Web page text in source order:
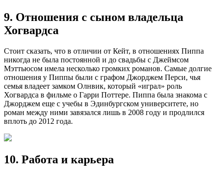
9. Отношения с сыном владельца
Хогвардса
Стоит сказать, что в отличии от Кейт, в отношениях Пиппа
никогда не была постоянной и до свадьбы с Джеймсом
Мэттьюсом имела несколько громких романов. Самые долгие
отношения у Пиппы были с графом Джорджем Перси, чья
семья владеет замком Олнвик, который «играл» роль
Хогвардса в фильме о Гарри Поттере. Пиппа была знакома с
Джорджем еще с учебы в Эдинбургском университете, но
роман между ними завязался лишь в 2008 году и продлился
вплоть до 2012 года.
10. Работа и карьера